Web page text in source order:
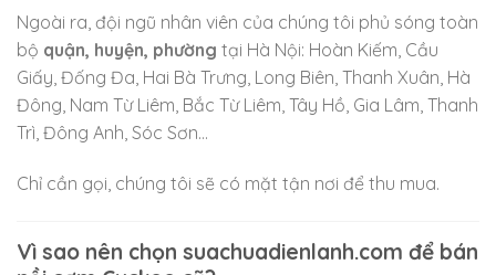
Ngoài ra, đội ngũ nhân viên của chúng tôi phủ sóng toàn
bộ quận, huyện, phường tại Hà Nội: Hoàn Kiếm, Cầu
Giấy, Đống Đa, Hai Bà Trưng, Long Biên, Thanh Xuân, Hà
Đông, Nam Từ Liêm, Bắc Từ Liêm, Tây Hồ, Gia Lâm, Thanh
Trì, Đông Anh, Sóc Sơn…
Chỉ cần gọi, chúng tôi sẽ có mặt tận nơi để thu mua.
Vì sao nên chọn suachuadienlanh.com để bán